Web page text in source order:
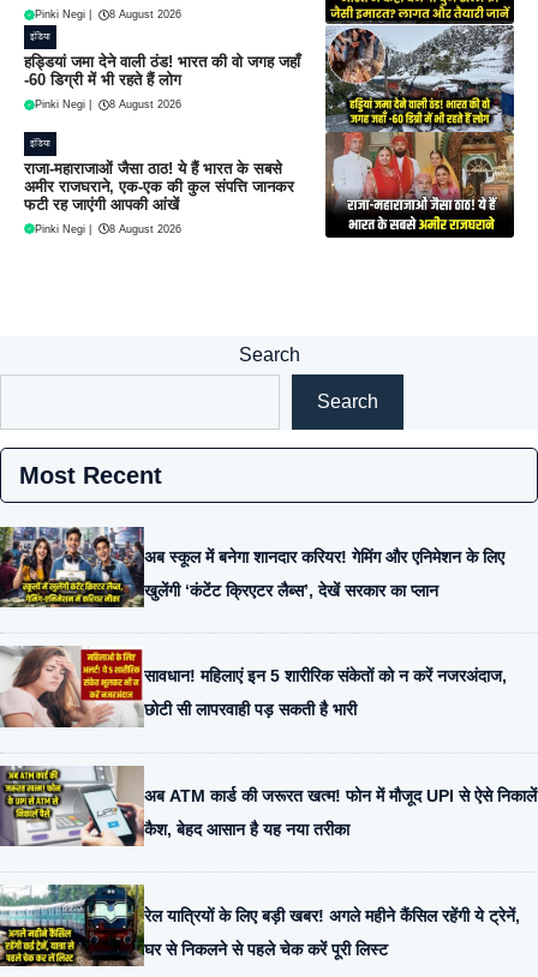
Pinki Negi 8 August 2026
इंडिया
हड्डियां जमा देने वाली ठंड! भारत की वो जगह जहाँ
-60 डिग्री में भी रहते हैं लोग
Pinki Negi 8 August 2026
इंडिया
राजा-महाराजाओं जैसा ठाठ! ये हैं भारत के सबसे
अमीर राजघराने, एक-एक की कुल संपत्ति जानकर
फटी रह जाएंगी आपकी आंखें
Pinki Negi 8 August 2026
Search
Search
Most Recent
अब स्कूल में बनेगा शानदार करियर! गेमिंग और एनिमेशन के लिए
खुलेंगी ‘कंटेंट क्रिएटर लैब्स’, देखें सरकार का प्लान
सावधान! महिलाएं इन 5 शारीरिक संकेतों को न करें नजरअंदाज,
छोटी सी लापरवाही पड़ सकती है भारी
अब ATM कार्ड की जरूरत खत्म! फोन में मौजूद UPI से ऐसे निकालें
कैश, बेहद आसान है यह नया तरीका
रेल यात्रियों के लिए बड़ी खबर! अगले महीने कैंसिल रहेंगी ये ट्रेनें,
घर से निकलने से पहले चेक करें पूरी लिस्ट